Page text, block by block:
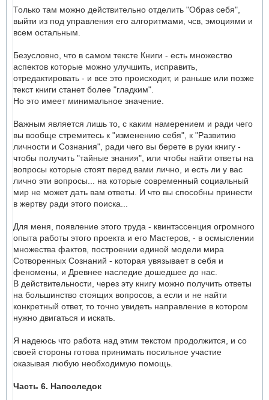
Только там можно действительно отделить "Образ себя",
выйти из под управления его алгоритмами, чсв, эмоциями и
всем остальным.
Безусловно, что в самом тексте Книги - есть множество
аспектов которые можно улучшить, исправить,
отредактировать - и все это происходит, и раньше или позже
текст книги станет более "гладким".
Но это имеет минимальное значение.
Важным является лишь то, с каким намерением и ради чего
вы вообще стремитесь к "изменению себя", к "Развитию
личности и Сознания", ради чего вы берете в руки книгу -
чтобы получить "тайные знания", или чтобы найти ответы на
вопросы которые стоят перед вами лично, и есть ли у вас
лично эти вопросы... на которые современный социальный
мир не может дать вам ответы. И что вы способны принести
в жертву ради этого поиска...
Для меня, появление этого труда - квинтэссенция огромного
опыта работы этого проекта и его Мастеров, - в осмыслении
множества фактов, построении единой модели мира
Сотворенных Сознаний - которая увязывает в себя и
феномены, и Древнее наследие дошедшее до нас.
В действительности, через эту книгу можно получить ответы
на большинство стоящих вопросов, а если и не найти
конкретный ответ, то точно увидеть направление в котором
нужно двигаться и искать.
Я надеюсь что работа над этим текстом продолжится, и со
своей стороны готова принимать посильное участие
оказывая любую необходимую помощь.
Часть 6. Напоследок